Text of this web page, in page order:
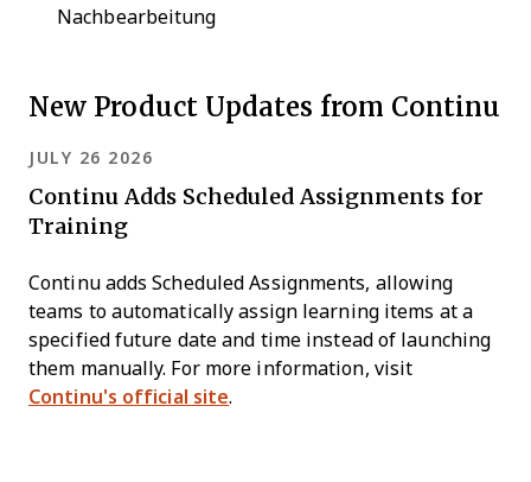
Nachbearbeitung
New Product Updates from Continu
JULY 26 2026
Continu Adds Scheduled Assignments for
Training
Continu adds Scheduled Assignments, allowing
teams to automatically assign learning items at a
specified future date and time instead of launching
them manually. For more information, visit
Continu's official site.